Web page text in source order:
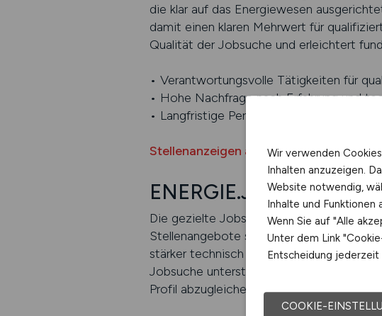
die klar auf das Energiewesen
damit einen klaren Mehrwert für
Qualität der Jobsuche und erleichtert
• Verantwortungsvolle Tätigkeiten für
• Hohe Nachfrage nach Erfahrung und
• Langfristige Perspektiven im
Stellenanzeigen auf ENERGIE.JOBS
ENERGIE.JOBS
Die gezielte Jobsuche für Fachkräfte im
Stellenangebote sehr unterschiedliche
stärker technisch geprägt, andere
Jobsuche unterstützt Arbeitnehmer
Profil abzugleichen. So lassen sich
Wir verwenden
Inhalten anzuzeigen.
Website notwendig,
Inhalte und Funktionen
Wenn Sie auf "Alle
Unter dem Link
Entscheidung jederzeit
COOKIE-